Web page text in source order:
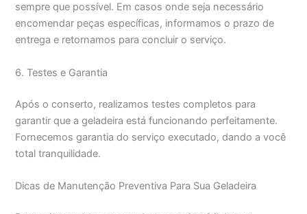
sempre que possível. Em casos onde seja necessário
encomendar peças específicas, informamos o prazo de
entrega e retornamos para concluir o serviço.
6. Testes e Garantia
Após o conserto, realizamos testes completos para
garantir que a geladeira está funcionando perfeitamente.
Fornecemos garantia do serviço executado, dando a você
total tranquilidade.
Dicas de Manutenção Preventiva Para Sua Geladeira